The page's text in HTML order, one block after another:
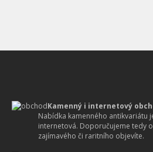
Kamenný i internetový
Nabídka kamenného antikvariátu
internetová. Doporučujeme tedy
zajímavého či raritního objevíte.